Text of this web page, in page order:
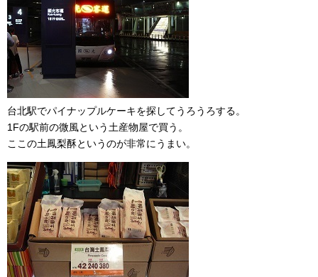
台北駅でパイナップルケーキを探してうろうろする。
1Fの駅前の微風という土産物屋で買う。
ここの土鳳梨酥というのが非常にうまい。